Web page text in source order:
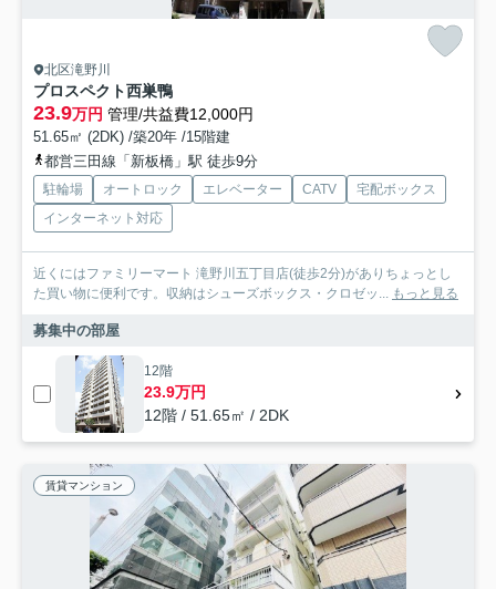
北区滝野川
プロスペクト西巣鴨
23.9万円 管理/共益費12,000円
51.65㎡ (2DK) /築20年 /15階建
都営三田線「新板橋」駅 徒歩9分
駐輪場 オートロック エレベーター CATV
宅配ボックス
インターネット対応
近くにはファミリーマート 滝野川五丁目店(徒歩2分)がありちょっとし
た買い物に便利です。収納はシューズボックス・クロゼッ... もっと見る
募集中の部屋
12階
23.9万円
12階 / 51.65㎡ / 2DK
賃貸マンション